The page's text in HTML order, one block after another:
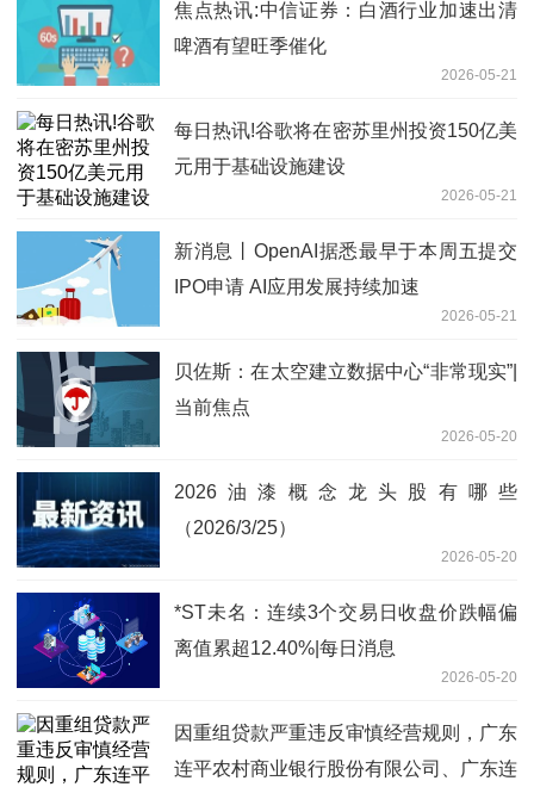
焦点热讯:中信证券：白酒行业加速出清
啤酒有望旺季催化
2026-05-21
每日热讯!谷歌将在密苏里州投资150亿美
元用于基础设施建设
2026-05-21
新消息丨OpenAI据悉最早于本周五提交
IPO申请 AI应用发展持续加速
2026-05-21
贝佐斯：在太空建立数据中心“非常现实”|
当前焦点
2026-05-20
2026油漆概念龙头股有哪些
（2026/3/25）
2026-05-20
*ST未名：连续3个交易日收盘价跌幅偏
离值累超12.40%|每日消息
2026-05-20
因重组贷款严重违反审慎经营规则，广东
连平农村商业银行股份有限公司、广东连